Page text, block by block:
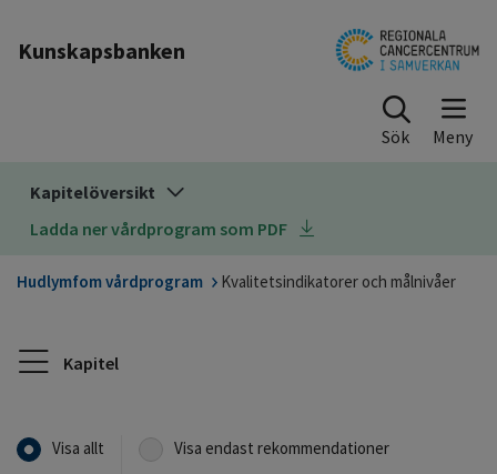
Kunskapsbanken
Sök
Kapitelöversikt
Ladda ner vårdprogram som PDF
Hudlymfom vårdprogram Kvalitetsindikatorer och målnivåer
Kapitel
Visa allt Visa endast rekommendationer